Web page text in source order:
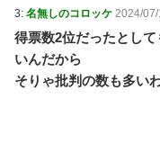
3: 名無しのコロッケ 2024/
得票数2位だったとし
いんだから
そりゃ批判の数も多い